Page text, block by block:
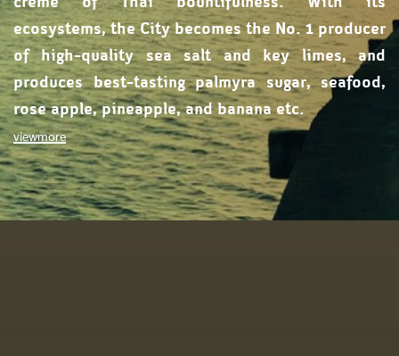
ecosystems, the City becomes the No. 1 producer
of high-quality sea salt and key limes, and
produces best-tasting palmyra sugar, seafood,
rose apple, pineapple, and banana etc.
viewmore